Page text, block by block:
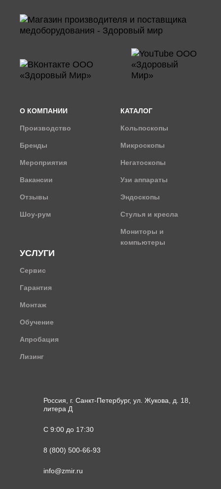
О КОМПАНИИ
Производство
Бренды
Мероприятия
Вакансии
Отзывы
Шоу-рум
КАТАЛОГ
Кольпоскопы
Микроскопы
Негатоскопы
Узи аппараты
Эндоскопы
Стулья и кресла
Мониторы и
компьютеры
УСЛУГИ
Сервис
Гарантия
Монтаж
Обучение
Апробация
Лизинг
Россия, г. Санкт-Петербург, ул. Жукова, д. 18,
литера Д
С 9:00 до 17:30
8 (800) 500-66-93
info@zmir.ru